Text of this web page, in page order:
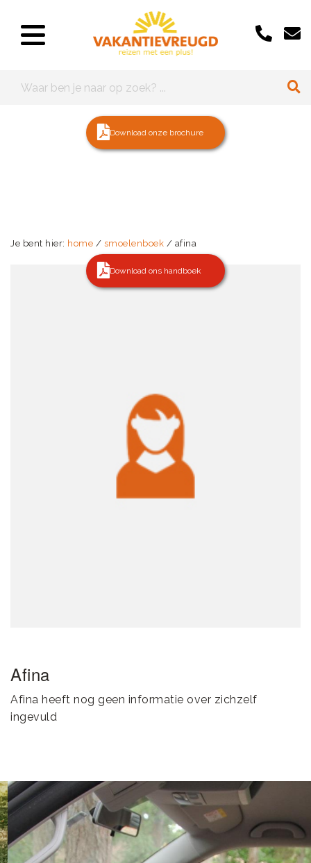
Download onze brochure
Download ons handboek
Je bent hier: home / smoelenboek / afina
Afina
Afina heeft nog geen informatie over zichzelf
ingevuld